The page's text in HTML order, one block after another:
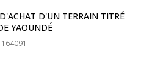
D'UN TERRAIN TITRÉ
YAOUNDÉ
164091